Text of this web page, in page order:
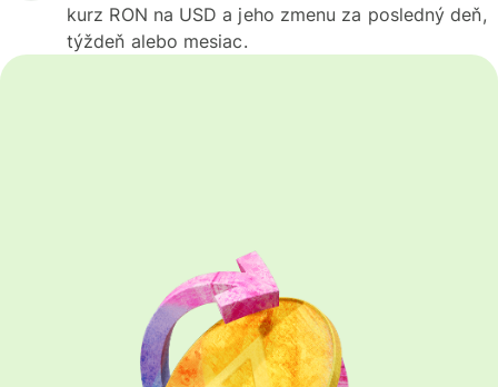
kurz RON na USD a jeho zmenu za posledný deň,
týždeň alebo mesiac.